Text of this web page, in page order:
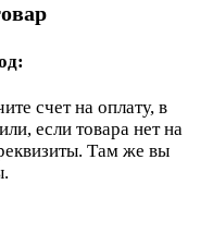
счет на оплату, в
если товара нет на
Там же вы